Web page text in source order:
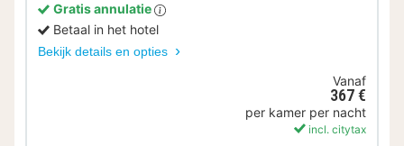
Gratis annulatie
Betaal in het hotel
Bekijk details en opties
Vanaf
367 €
per kamer per nacht
incl. citytax